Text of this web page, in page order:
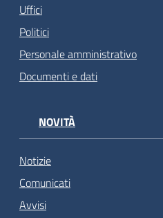
Uffici
Politici
Personale amministrativo
Documenti e dati
NOVITÀ
Notizie
Comunicati
Avvisi